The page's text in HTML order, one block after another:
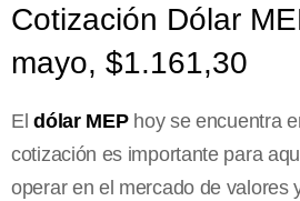
Cotización Dólar
mayo, $1.161,30
Eldólar MEPhoy se encuentra
cotización es importante para
operar en el mercado de valores